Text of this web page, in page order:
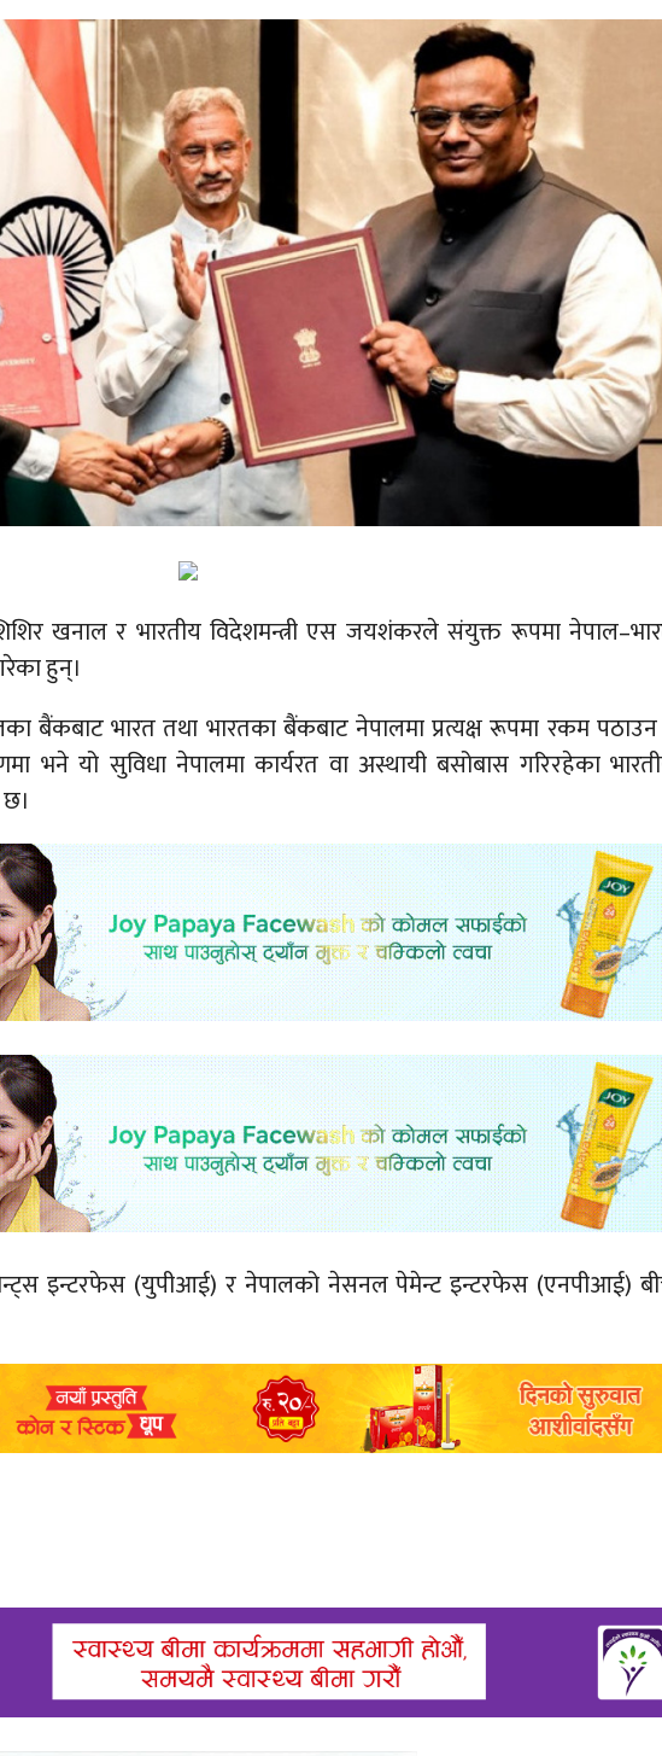
शिशिर खनाल र भारतीय विदेशमन्त्री एस जयशंकरले संयुक्त रूपमा
हुन्।
बैंकबाट भारत तथा भारतका बैंकबाट नेपालमा प्रत्यक्ष रूपमा रकम
भने यो सुविधा नेपालमा कार्यरत वा अस्थायी बसोबास गरिरहेका
इन्टरफेस (युपीआई) र नेपालको नेसनल पेमेन्ट इन्टरफेस (एनपीआई)